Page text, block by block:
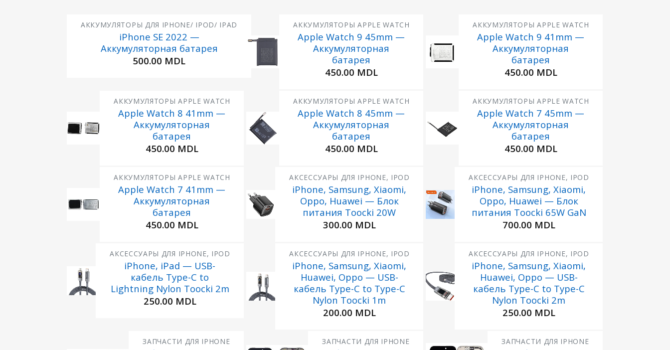
АККУМУЛЯТОРЫ ДЛЯ IPHONE/ IPOD/ IPAD
iPhone SE 2022 —
Аккумуляторная батарея
500.00 MDL
Добавить
Избранное
АККУМУЛЯТОРЫ APPLE WATCH
Apple Watch 9 45mm —
Аккумуляторная
батарея
450.00 MDL
Добавить
в
АККУМУЛЯТОРЫ APPLE WATCH
Apple Watch 9 41mm —
Аккумуляторная
батарея
450.00 MDL
Добавить
в
АККУМУЛЯТОРЫ APPLE WATCH
Apple Watch 8 41mm —
Аккумуляторная
батарея
450.00 MDL
Добавить
в
Избранное
АККУМУЛЯТОРЫ APPLE WATCH
Apple Watch 8 45mm —
Аккумуляторная
батарея
450.00 MDL
Добавить
АККУМУЛЯТОРЫ APPLE WATCH
Apple Watch 7 45mm —
Аккумуляторная
батарея
450.00 MDL
Добавить
в
АККУМУЛЯТОРЫ APPLE WATCH
Apple Watch 7 41mm —
Аккумуляторная
батарея
450.00 MDL
Добавить
Избранное
АКСЕССУАРЫ ДЛЯ IPHONE, IPOD
iPhone, Samsung, Xiaomi,
Oppo, Huawei — Блок
питания Toocki 20W
300.00 MDL
Добавить
в
Избранное
АКСЕССУАРЫ ДЛЯ IPHONE, IPOD
iPhone, Samsung, Xiaomi,
Oppo, Huawei — Блок
питания Toocki 65W GaN
700.00 MDL
Добавить
Избранное
АКСЕССУАРЫ ДЛЯ IPHONE, IPOD
iPhone, iPad — USB-
кабель Type-C to
Lightning Nylon Toocki 2m
250.00 MDL
Добавить
Избранное
АКСЕССУАРЫ ДЛЯ IPHONE, IPOD
iPhone, Samsung, Xiaomi,
Huawei, Oppo — USB-
кабель Type-C to Type-C
Nylon Toocki 1m
200.00 MDL
Добавить
в
Избранное
АКСЕССУАРЫ ДЛЯ IPHONE, IPOD
iPhone, Samsung, Xiaomi,
Huawei, Oppo — USB-
кабель Type-C to Type-C
Nylon Toocki 2m
250.00 MDL
ЗАПЧАСТИ ДЛЯ IPHONE ЗАПЧАСТИ ДЛЯ IPHONE ЗАПЧАСТИ ДЛЯ IPHONE